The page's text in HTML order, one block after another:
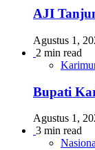
AJI
Agustus 1,
2 min read
Bupati
Agustus 1,
3 min read